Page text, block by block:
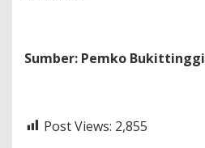
Sumber: Pemko Bukittinggi
Post Views: 2,855